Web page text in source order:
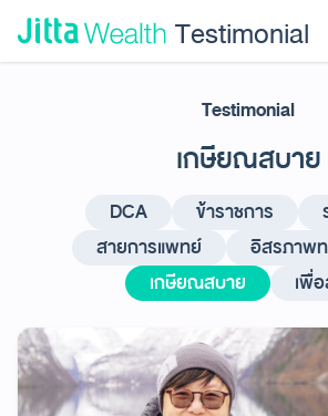
Skip to content - ข้ามไปที่เนื้อหาTestimonial
ลงทุนอัตโนมัติ
Testimonial
เกษียณสบาย
DCA ข้าราชการ
สายการแพทย์
อิสรภาพท
เกษียณสบาย
เพื่